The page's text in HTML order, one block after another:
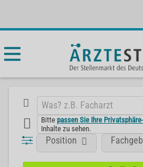
Bittepassen Sie Ihre
Inhalte zu sehen.
Position